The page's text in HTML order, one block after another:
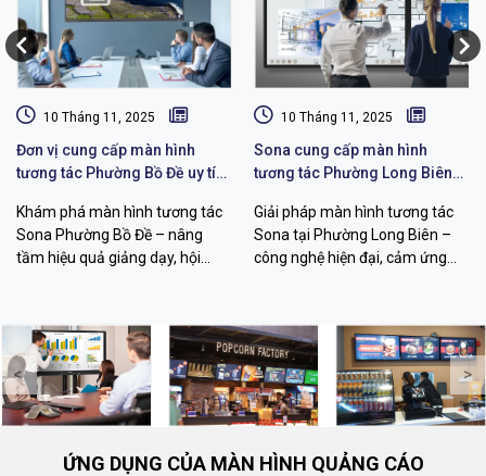
10 Tháng 11, 2025
Đơn vị cung cấp màn hình
tương tác Phường Bồ Đề uy tín,
Khám phá màn hình tương tác
Sona Phường Bồ Đề – nâng
tầm hiệu quả giảng dạy, hội
gian của bạn.
10 Tháng 11, 2025
Sona cung cấp màn hình
tương tác Phường Long Biên
Giải pháp màn hình tương tác
Sona tại Phường Long Biên –
công nghệ hiện đại, cảm ứng
chuyên nghiệp.
< >
ỨNG DỤNG CỦA MÀN HÌNH QUẢNG CÁO